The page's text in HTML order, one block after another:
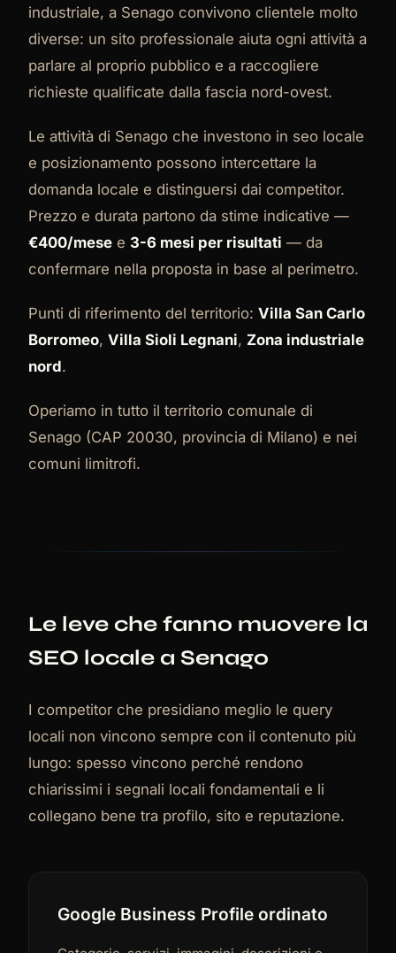
industriale, a Senago convivono clientele molto
diverse: un sito professionale aiuta ogni attività a
parlare al proprio pubblico e a raccogliere
richieste qualificate dalla fascia nord-ovest.
Le attività di Senago che investono in seo locale
e posizionamento possono intercettare la
domanda locale e distinguersi dai competitor.
Prezzo e durata partono da stime indicative —
€400/mese e 3-6 mesi per risultati — da
confermare nella proposta in base al perimetro.
Punti di riferimento del territorio: Villa San Carlo
Borromeo, Villa Sioli Legnani, Zona industriale
nord.
Operiamo in tutto il territorio comunale di
Senago (CAP 20030, provincia di Milano) e nei
comuni limitrofi.
Le leve che fanno muovere la
SEO locale a Senago
I competitor che presidiano meglio le query
locali non vincono sempre con il contenuto più
lungo: spesso vincono perché rendono
chiarissimi i segnali locali fondamentali e li
collegano bene tra profilo, sito e reputazione.
Google Business Profile ordinato